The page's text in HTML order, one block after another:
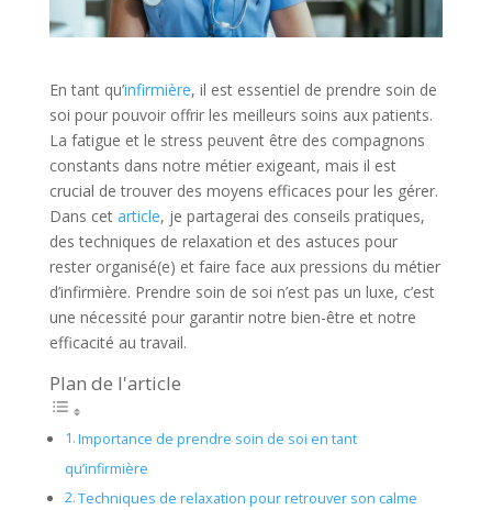
En tant qu’infirmière, il est essentiel de prendre soin de
soi pour pouvoir offrir les meilleurs soins aux patients.
La fatigue et le stress peuvent être des compagnons
constants dans notre métier exigeant, mais il est
crucial de trouver des moyens efficaces pour les gérer.
Dans cet article, je partagerai des conseils pratiques,
des techniques de relaxation et des astuces pour
rester organisé(e) et faire face aux pressions du métier
d’infirmière. Prendre soin de soi n’est pas un luxe, c’est
une nécessité pour garantir notre bien-être et notre
efficacité au travail.
Plan de l'article
Importance de prendre soin de soi en tant
qu’infirmière
Techniques de relaxation pour retrouver son calme